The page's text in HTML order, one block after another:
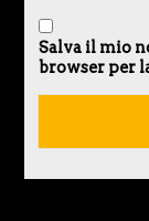
Salva il mio
browser per